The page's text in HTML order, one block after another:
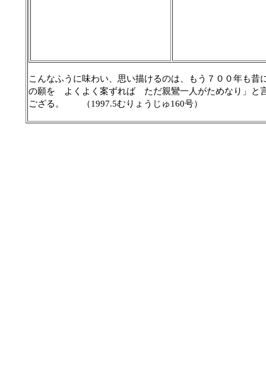
こんなふうに味わい、思い描けるのは、もう７００年も昔
の願を よくよく案ずれば ただ親鸞一人がためなり」と
ござる。 （1997.5むりょうじゅ160号）